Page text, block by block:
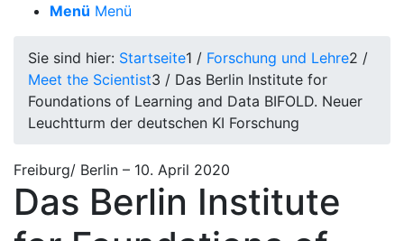
Menü Menü
Sie sind hier: Startseite1 / Forschung und Lehre2 /
Meet the Scientist3 / Das Berlin Institute for
Foundations of Learning and Data BIFOLD. Neuer
Leuchtturm der deutschen KI Forschung
Freiburg/ Berlin – 10. April 2020
Das Berlin Institute